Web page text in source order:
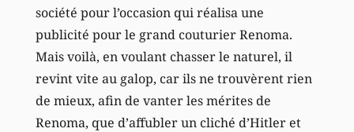
société pour l’occasion qui réalisa une
publicité pour le grand couturier Renoma.
Mais voilà, en voulant chasser le naturel, il
revint vite au galop, car ils ne trouvèrent rien
de mieux, afin de vanter les mérites de
Renoma, que d’affubler un cliché d’Hitler et